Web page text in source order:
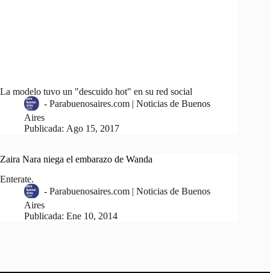
La modelo tuvo un "descuido hot" en su red social
- Parabuenosaires.com | Noticias de Buenos
Aires
Publicada: Ago 15, 2017
Zaira Nara niega el embarazo de Wanda
Enterate.
- Parabuenosaires.com | Noticias de Buenos
Aires
Publicada: Ene 10, 2014